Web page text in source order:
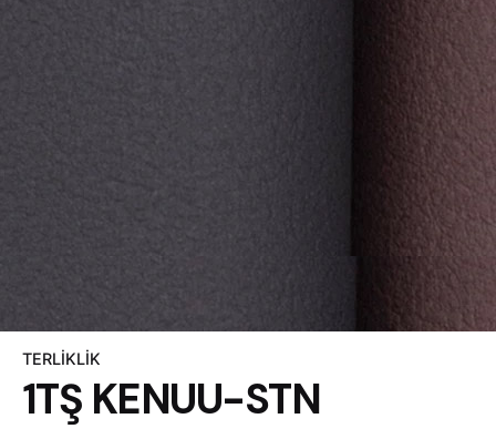
TERLİKLİK
1TŞ KENUU-STN